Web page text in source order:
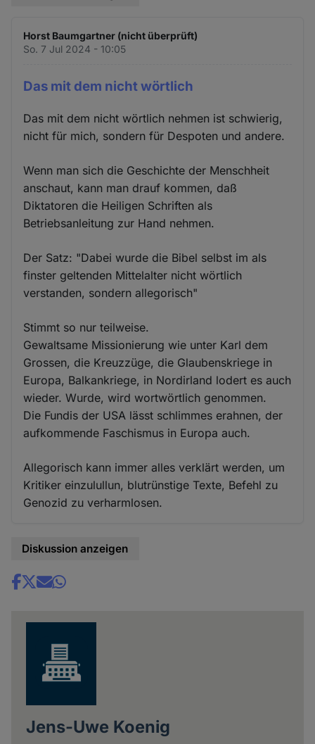
Horst Baumgartner (nicht überprüft)
So. 7 Jul 2024 - 10:05
Das mit dem nicht wörtlich
Das mit dem nicht wörtlich nehmen ist schwierig,
nicht für mich, sondern für Despoten und andere.
Wenn man sich die Geschichte der Menschheit
anschaut, kann man drauf kommen, daß
Diktatoren die Heiligen Schriften als
Betriebsanleitung zur Hand nehmen.
Der Satz: "Dabei wurde die Bibel selbst im als
finster geltenden Mittelalter nicht wörtlich
verstanden, sondern allegorisch"
Stimmt so nur teilweise.
Gewaltsame Missionierung wie unter Karl dem
Grossen, die Kreuzzüge, die Glaubenskriege in
Europa, Balkankriege, in Nordirland lodert es auch
wieder. Wurde, wird wortwörtlich genommen.
Die Fundis der USA lässt schlimmes erahnen, der
aufkommende Faschismus in Europa auch.
Allegorisch kann immer alles verklärt werden, um
Kritiker einzulullun, blutrünstige Texte, Befehl zu
Genozid zu verharmlosen.
Diskussion anzeigen
Share
Jens-Uwe Koenig